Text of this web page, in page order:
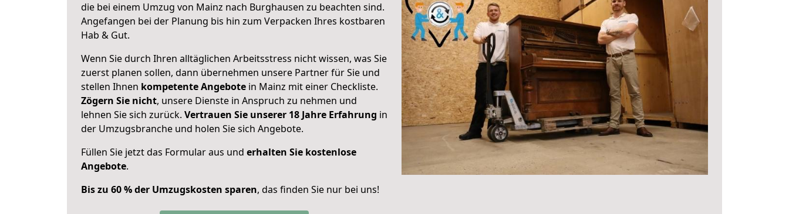
die bei einem Umzug von Mainz nach Burghausen zu beachten sind.
Angefangen bei der Planung bis hin zum Verpacken Ihres kostbaren
Hab & Gut.
Wenn Sie durch Ihren alltäglichen Arbeitsstress nicht wissen, was Sie
zuerst planen sollen, dann übernehmen unsere Partner für Sie und
stellen Ihnen kompetente Angebote in Mainz mit einer Checkliste.
Zögern Sie nicht, unsere Dienste in Anspruch zu nehmen und
lehnen Sie sich zurück. Vertrauen Sie unserer 18 Jahre Erfahrung in
der Umzugsbranche und holen Sie sich Angebote.
Füllen Sie jetzt das Formular aus und erhalten Sie kostenlose
Angebote.
Bis zu 60 % der Umzugskosten sparen, das finden Sie nur bei uns!